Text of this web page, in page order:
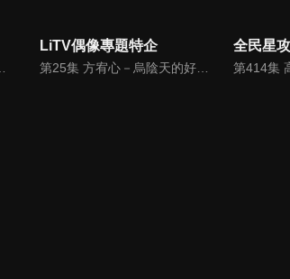
LiTV偶像專題特企
第25集 方宥心－烏陰天的好日子專訪
全民星
第414集